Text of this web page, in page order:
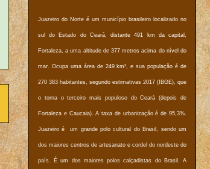
Juazeiro do Norte é um município brasileiro localizado no
sul do Estado do Ceará, distante 491 km da capital,
Fortaleza, a uma altitude de 377 metros acima do nível do
mar. Ocupa uma área de 249 km², e sua população é de
270 383 habitantes, segundo estimativas 2017 (IBGE), que
o torna o terceiro mais populoso do Ceará (depois de
Fortaleza e Caucaia). A taxa de urbanização é de 95,3%.
Juazeiro é um grande polo cultural do Brasil, sendo um
dos maiores centros de artesanato e cordel do nordeste do
país. É um dos maiores polos calçadistas do Brasil. A